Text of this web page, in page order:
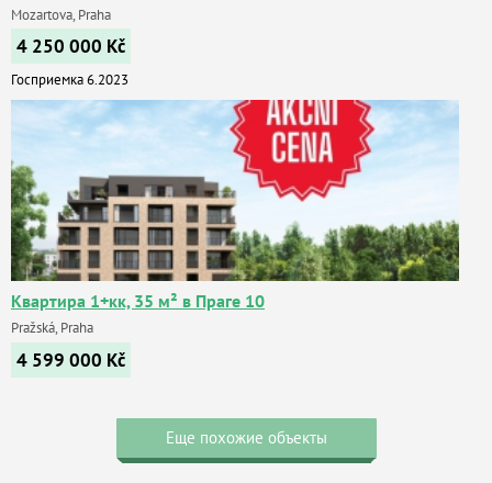
Mozartova, Praha
4 250 000 Kč
Госприемка 6.2023
Квартира 1+кк, 35 м² в Праге 10
Pražská, Praha
4 599 000 Kč
Еще похожие объекты